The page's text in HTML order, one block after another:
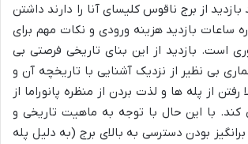
از برج ناقوس کلیسای آنا را دارند داشتن
ساعات بازدید هزینه ورودی و نکات مهم برای
است. بازدید از این بنای تاریخی فرصتی بی
بی نظیر از نزدیک آشنایی با تاریخچه آن و
از پله ها و لذت بردن از منظره پانوراما از
کند. با این حال با توجه به ماهیت تاریخی و
بودن دسترسی به بالای برج (به دلیل پله